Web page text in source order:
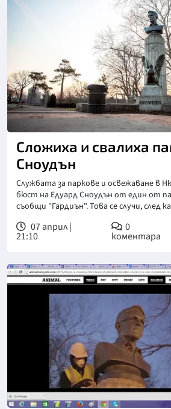
Сложиха и свалиха
Сноудън
Службата за паркове и освежаване в
бюст на Едуард Сноудън от един от
съобщи "Гардиън". Това се случи, след
07 април |
21:10
0
коментара